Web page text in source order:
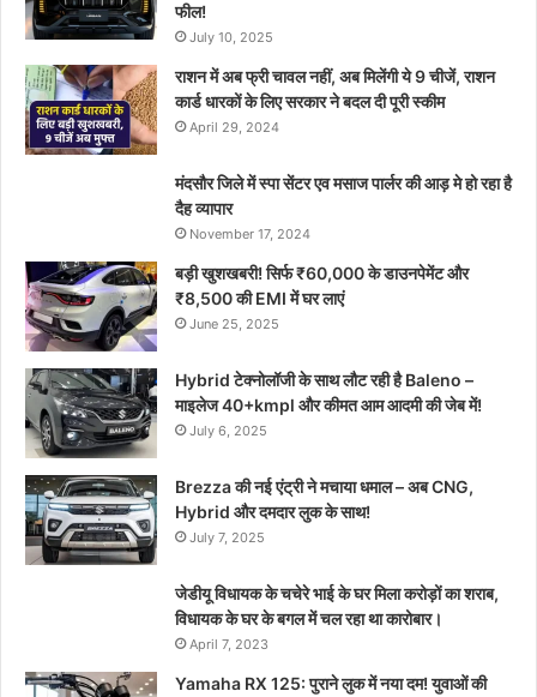
फील!
July 10, 2025
राशन में अब फ्री चावल नहीं, अब मिलेंगी ये 9 चीजें, राशन
कार्ड धारकों के लिए सरकार ने बदल दी पूरी स्कीम
April 29, 2024
मंदसौर जिले में स्पा सेंटर एव मसाज पार्लर की आड़ मे हो रहा है
दैह व्यापार
November 17, 2024
बड़ी खुशखबरी! सिर्फ ₹60,000 के डाउनपेमेंट और
₹8,500 की EMI में घर लाएं
June 25, 2025
Hybrid टेक्नोलॉजी के साथ लौट रही है Baleno –
माइलेज 40+kmpl और कीमत आम आदमी की जेब में!
July 6, 2025
Brezza की नई एंट्री ने मचाया धमाल – अब CNG,
Hybrid और दमदार लुक के साथ!
July 7, 2025
जेडीयू विधायक के चचेरे भाई के घर मिला करोड़ों का शराब,
विधायक के घर के बगल में चल रहा था कारोबार।
April 7, 2023
Yamaha RX 125: पुराने लुक में नया दम! युवाओं की